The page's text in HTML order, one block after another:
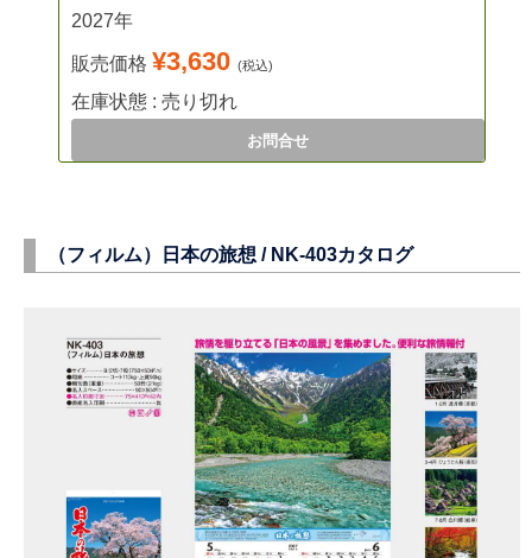
2027年
販売価格 ¥3,630 (税込)
在庫状態 : 売り切れ
お問合せ
（フィルム）日本の旅想 / NK-403カタログ